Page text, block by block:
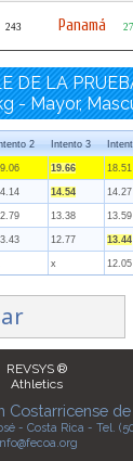
243 Panamá
DE LA
- Mayor,
2 Intento 3
19.66 18.51
14.54 14.27
13.38 13.59
12.77 13.44
x 12.05
REVSYS ®
Athletics
Costarricense
- Costa Rica - Tel.